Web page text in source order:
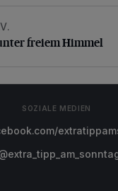
freiem Himmel
freiem Himmel
SOZIALE MEDIEN